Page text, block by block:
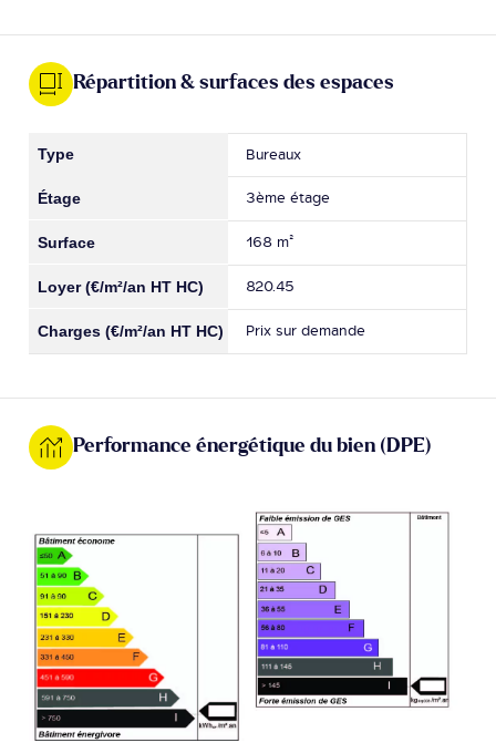
Répartition & surfaces des espaces
Bureaux
3ème étage
168 m²
820.45
Prix sur demande
Performance énergétique du bien (DPE)